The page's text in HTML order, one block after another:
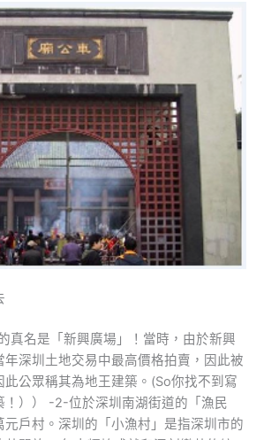
真名是「新興廣場」！當時，由於新興
年深圳土地交易中最高價格拍賣，因此被
公眾稱其為地王建築。(So你找不到寫
！）） -2-位於深圳南湖街道的「漁民
戶村。深圳的「小漁村」是指深圳市的